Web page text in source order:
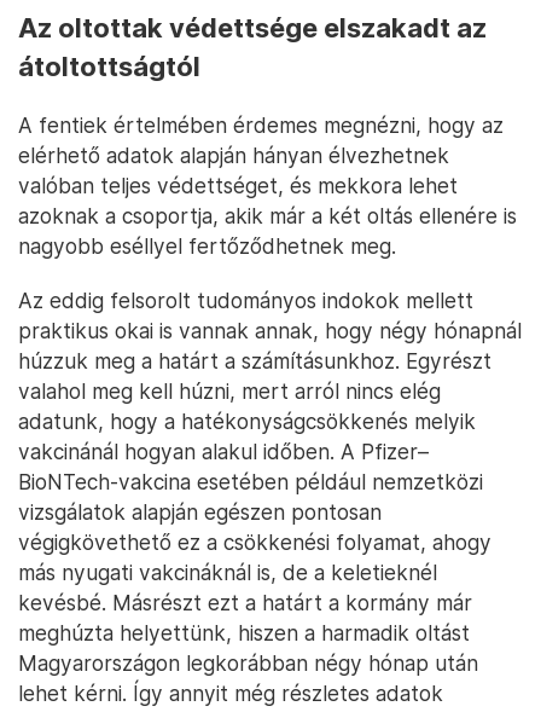
Az oltottak védettsége elszakadt az
átoltottságtól
A fentiek értelmében érdemes megnézni, hogy az
elérhető adatok alapján hányan élvezhetnek
valóban teljes védettséget, és mekkora lehet
azoknak a csoportja, akik már a két oltás ellenére is
nagyobb eséllyel fertőződhetnek meg.
Az eddig felsorolt tudományos indokok mellett
praktikus okai is vannak annak, hogy négy hónapnál
húzzuk meg a határt a számításunkhoz. Egyrészt
valahol meg kell húzni, mert arról nincs elég
adatunk, hogy a hatékonyságcsökkenés melyik
vakcinánál hogyan alakul időben. A Pfizer–
BioNTech-vakcina esetében például nemzetközi
vizsgálatok alapján egészen pontosan
végigkövethető ez a csökkenési folyamat, ahogy
más nyugati vakcináknál is, de a keletieknél
kevésbé. Másrészt ezt a határt a kormány már
meghúzta helyettünk, hiszen a harmadik oltást
Magyarországon legkorábban négy hónap után
lehet kérni. Így annyit még részletes adatok